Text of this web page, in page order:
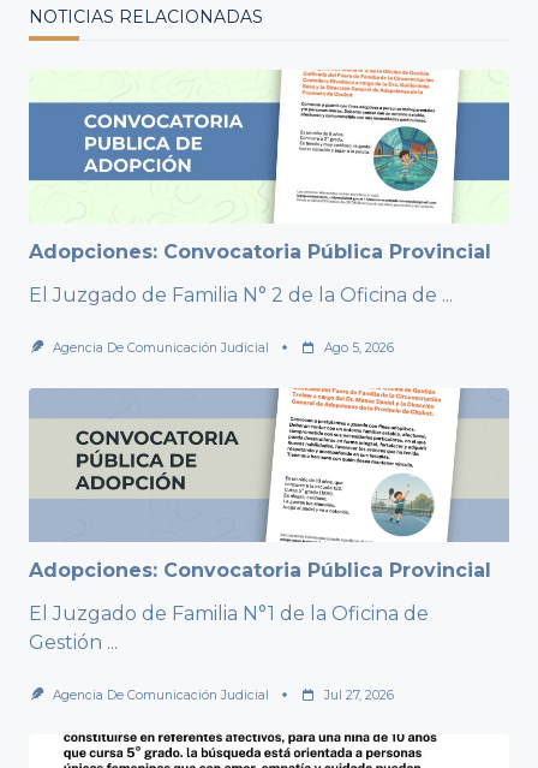
NOTICIAS RELACIONADAS
Adopciones: Convocatoria Pública Provincial
El Juzgado de Familia N° 2 de la Oficina de ...
Agencia De Comunicación Judicial Ago 5, 2026
Adopciones: Convocatoria Pública Provincial
El Juzgado de Familia N°1 de la Oficina de
Gestión ...
Agencia De Comunicación Judicial Jul 27, 2026